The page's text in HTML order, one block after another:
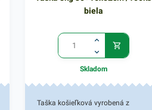
biela
Skladom
Taška košieľková vyrobená z